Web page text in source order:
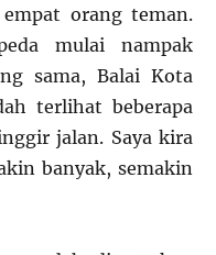
orang teman.
mulai nampak
sama, Balai Kota
terlihat beberapa
jalan. Saya kira
banyak, semakin